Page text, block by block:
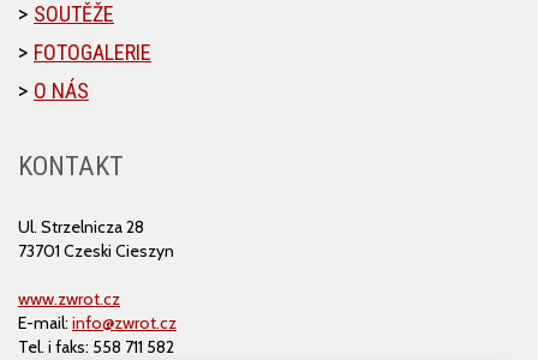
SOUTĚŽE
FOTOGALERIE
O NÁS
KONTAKT
Ul. Strzelnicza 28
73701 Czeski Cieszyn
www.zwrot.cz
E-mail: info@zwrot.cz
Tel. i faks: 558 711 582